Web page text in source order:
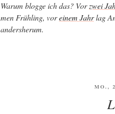
War­um blog­ge ich das? Vorzwei
men Früh­ling, voreinem Jahrlag
andersherum.
MO.,